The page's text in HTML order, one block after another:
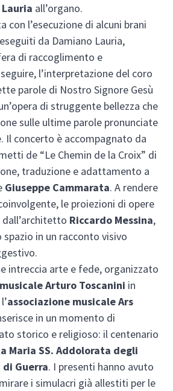
all’organo.
con l’esecuzione di alcuni brani
da Damiano Lauria,
di raccoglimento e
l’interpretazione del coro
parole di Nostro Signore Gesù
di struggente bellezza che
sulle ultime parole pronunciate
Il concerto è accompagnato da
de “Le Chemin de la Croix” di
traduzione e adattamento a
Giuseppe Cammarata. A rendere
le proiezioni di opere
dall’architetto Riccardo Messina,
in un racconto visivo
intreccia arte e fede, organizzato
Arturo Toscanini in
associazione musicale Ars
in un momento di
storico e religioso: il centenario
Maria SS. Addolorata degli
Guerra. I presenti hanno avuto
i simulacri già allestiti per le